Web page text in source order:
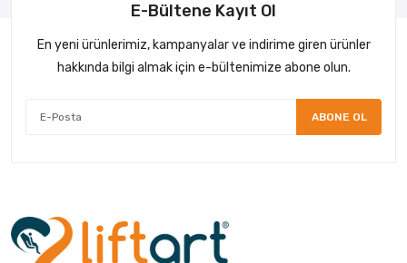
E-Bültene Kayıt Ol
En yeni ürünlerimiz, kampanyalar ve indirime giren ürünler
hakkında bilgi almak için e-bültenimize abone olun.
ABONE OL